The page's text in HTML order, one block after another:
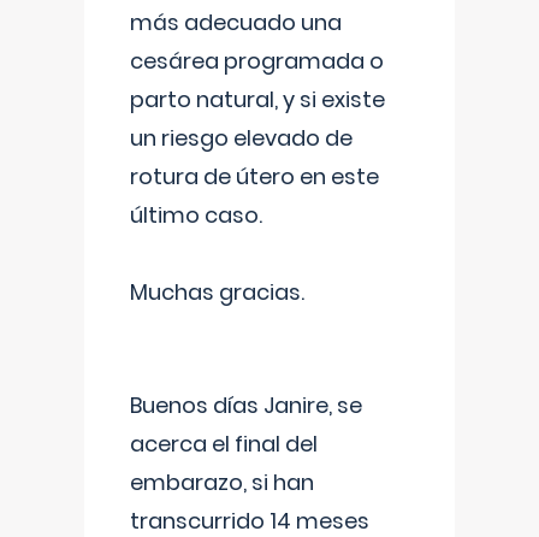
más adecuado una
cesárea programada o
parto natural, y si existe
un riesgo elevado de
rotura de útero en este
último caso.
Muchas gracias.
Buenos días Janire, se
acerca el final del
embarazo, si han
transcurrido 14 meses